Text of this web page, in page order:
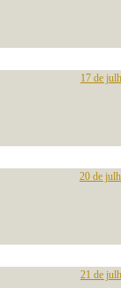
17 de
20 de
21 de